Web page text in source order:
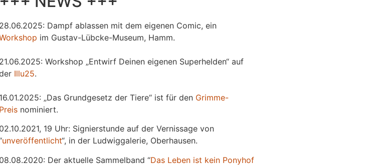
28.06.2025: Dampf ablassen mit dem eigenen Comic, ein
im Gustav-Lübcke-Museum, Hamm.
21.06.2025: Workshop „Entwirf Deinen eigenen Superhelden“ auf
Illu25.
16.01.2025: „Das Grundgesetz der Tiere“ ist für den Grimme-
Preis nominiert.
02.10.2021, 19 Uhr: Signierstunde auf der Vernissage von
unveröffentlicht“, in der Ludwiggalerie, Oberhausen.
08.08.2020: Der aktuelle Sammelband “Das Leben ist kein Ponyhof